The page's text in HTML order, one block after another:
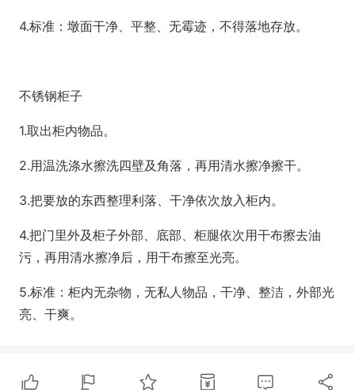
4.标准：墩面干净、平整、无霉迹，不得落地存放。
不锈钢柜子
1.取出柜内物品。
2.用温洗涤水擦洗四壁及角落，再用清水擦净擦干。
3.把要放的东西整理利落、干净依次放入柜内。
4.把门里外及柜子外部、底部、柜腿依次用干布擦去油
污，再用清水擦净后，用干布擦至光亮。
5.标准：柜内无杂物，无私人物品，干净、整洁，外部光
亮、干爽。